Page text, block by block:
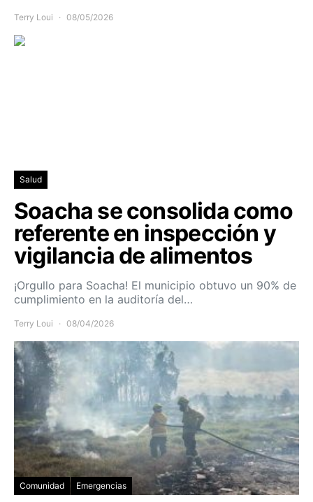
Terry Loui 08/05/2026
Salud
Soacha se consolida como
referente en inspección y
vigilancia de alimentos
¡Orgullo para Soacha! El municipio obtuvo un 90% de
cumplimiento en la auditoría del…
Terry Loui 08/04/2026
Comunidad Emergencias